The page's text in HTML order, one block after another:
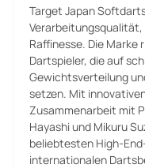
Target Japan
Raffinesse. Die
Dartspieler, die auf
Gewichtsverteilung
setzen. Mit
Zusammenarbeit mit
Hayashi und Mikuru
beliebtesten High-
internationalen